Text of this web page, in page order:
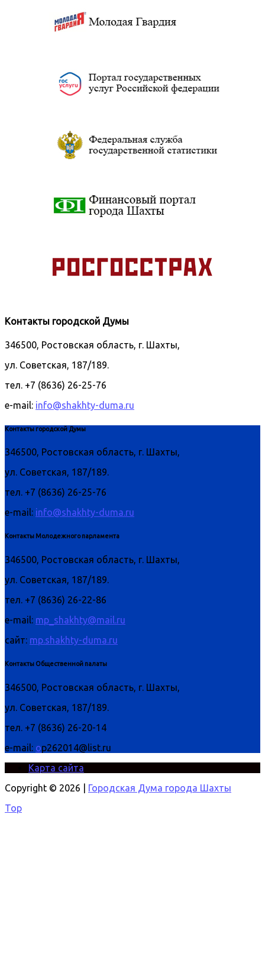
Контакты городской Думы
346500, Ростовская область, г. Шахты,
ул. Советская, 187/189.
тел. +7 (8636) 26-25-76
e-mail: info@shakhty-duma.ru
Контакты городской Думы
346500, Ростовская область, г. Шахты,
ул. Советская, 187/189.
тел. +7 (8636) 26-25-76
e-mail: info@shakhty-duma.ru
Контакты Молодежного парламента
346500, Ростовская область, г. Шахты,
ул. Советская, 187/189.
тел. +7 (8636) 26-22-86
e-mail: mp_shakhty@mail.ru
сайт: mp.shakhty-duma.ru
Контакты Общественной палаты
346500, Ростовская область, г. Шахты,
ул. Советская, 187/189.
тел. +7 (8636) 26-20-14
e-mail: op262014@list.ru
Карта сайта
Copyright © 2026 |
Городская Дума города Шахты
Top